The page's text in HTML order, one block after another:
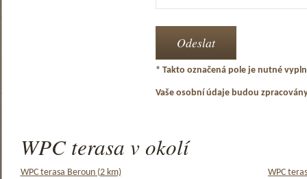
* Takto označená pole je nutné
Vaše osobní údaje budou
WPC terasa v okolí
WPC terasa Beroun (2 km)
WPC